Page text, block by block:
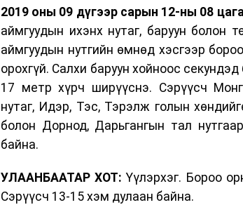
2019 оны 09 дүгээр сарын 12-ны 08
аймгуудын ихэнх нутаг, баруун болон
аймгуудын нутгийн өмнөд хэсгээр
орохгүй. Салхи баруун хойноос
17 метр хүрч ширүүснэ. Сэрүүсч
нутаг, Идэр, Тэс, Тэрэлж голын
болон Дорнод, Дарьгангын тал
байна.
УЛААНБААТАР ХОТ: Үүлэрхэг. Бороо
Сэрүүсч 13-15 хэм дулаан байна.